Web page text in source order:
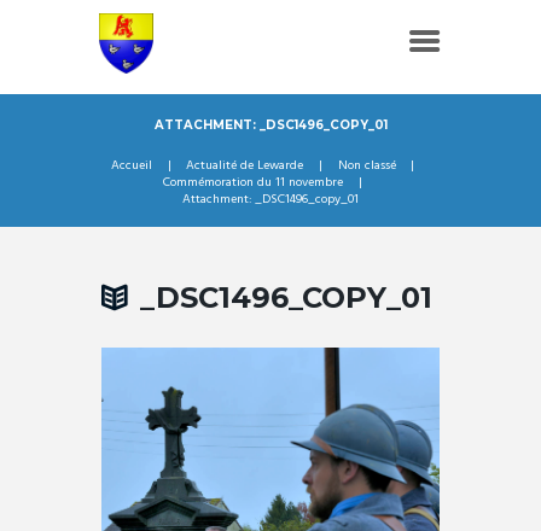
ATTACHMENT: _DSC1496_COPY_01
Accueil Actualité de Lewarde
Non classé
Commémoration du 11 novembre
Attachment: _DSC1496_copy_01
_DSC1496_COPY_01